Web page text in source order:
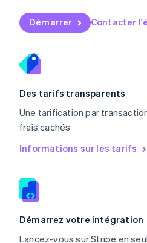
Démarrer Contacter
Des tarifs transparents
Une tarification par
frais cachés
Informations sur les tarifs
Démarrez votre intégration
Lancez-vous sur Stripe en
English
Nouvelle-Zélande
Pays-Bas
Nederlands
English
PortuguêsEnglish
R.A.S. de Hong Kong, Chine
English
Roumanie
Royaume-Uni
English
English简体中文